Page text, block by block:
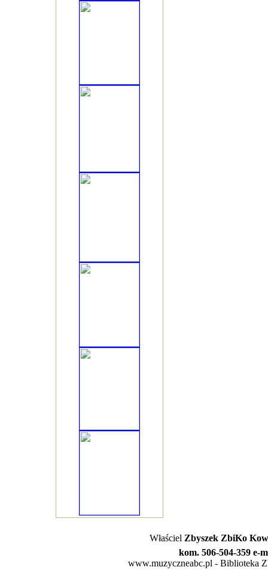
Właściel Zbyszek ZbiKo
kom. 506-504-359 e-
www.muzyczneabc.pl - Biblioteka